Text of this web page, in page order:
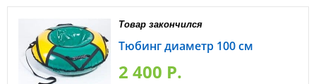
Товар закончился
Тюбинг диаметр 100 см
2 400 P.